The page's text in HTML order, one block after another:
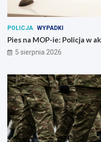
POLICJA WYPADKI
Pies na MOP-ie: Policja w
5 sierpnia 2026